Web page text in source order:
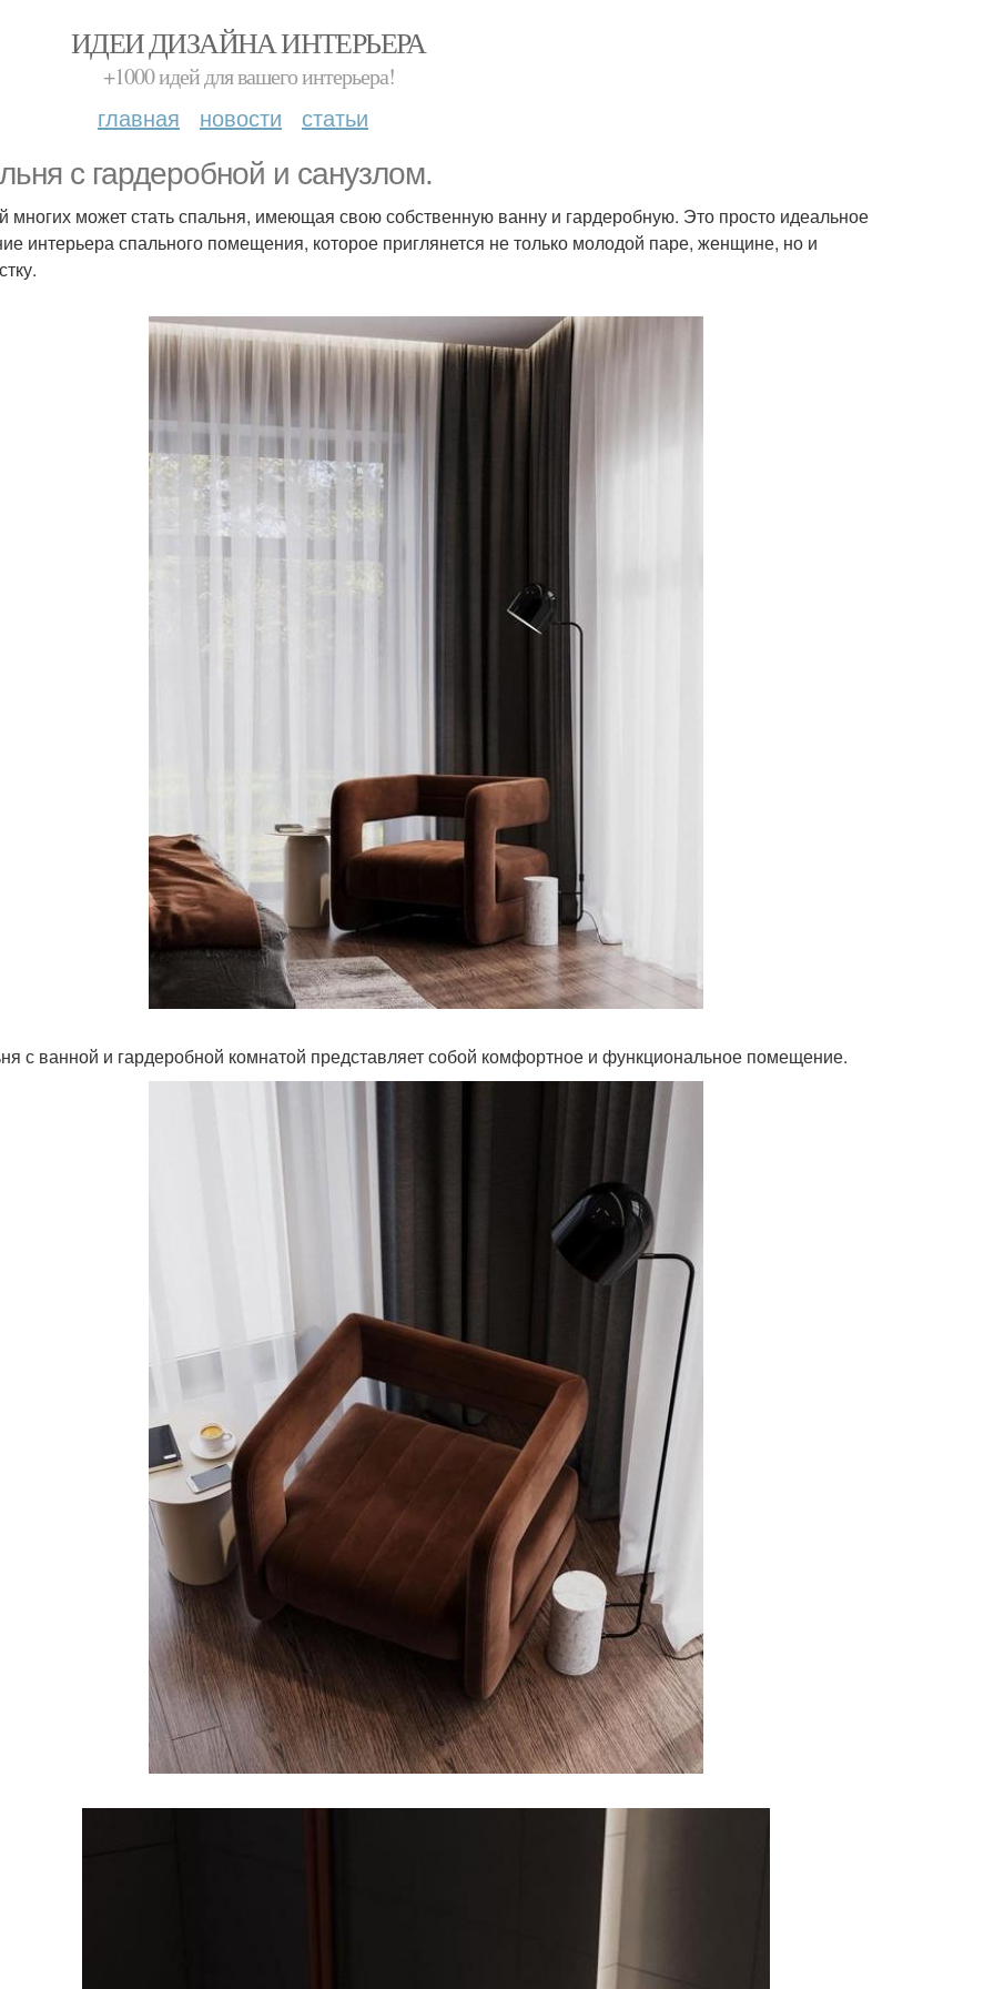
ИДЕИ ДИЗАЙНА ИНТЕРЬЕРА
+1000 идей для вашего интерьера!
главная новости статьи
с гардеробной и санузлом.
многих может стать спальня, имеющая свою собственную ванну и гардеробную. Это просто идеальное
интерьера спального помещения, которое приглянется не только молодой паре, женщине, но и
с ванной и гардеробной комнатой представляет собой комфортное и функциональное помещение.